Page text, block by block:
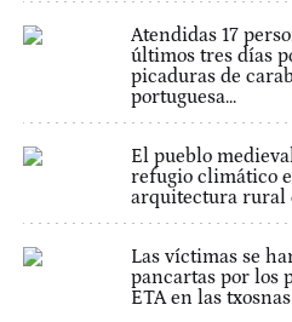
Atendidas 17
últimos tres días
picaduras de
portuguesa...
El pueblo
refugio climático
arquitectura rural
Las víctimas se
pancartas por los
ETA en las txosnas